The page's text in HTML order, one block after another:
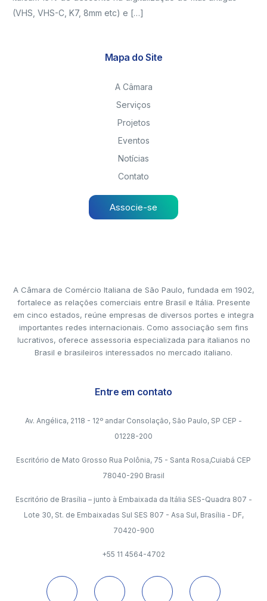
(VHS, VHS-C, K7, 8mm etc) e […]
Mapa do Site
A Câmara
Serviços
Projetos
Eventos
Notícias
Contato
Associe-se
A Câmara de Comércio Italiana de São Paulo, fundada em 1902,
fortalece as relações comerciais entre Brasil e Itália. Presente
em cinco estados, reúne empresas de diversos portes e integra
importantes redes internacionais. Como associação sem fins
lucrativos, oferece assessoria especializada para italianos no
Brasil e brasileiros interessados no mercado italiano.
Entre em contato
Av. Angélica, 2118 - 12º andar Consolação, São Paulo, SP CEP -
01228-200
Escritório de Mato Grosso Rua Polônia, 75 - Santa Rosa,Cuiabá CEP
78040-290 Brasil
Escritório de Brasília – junto à Embaixada da Itália SES-Quadra 807 -
Lote 30, St. de Embaixadas Sul SES 807 - Asa Sul, Brasília - DF,
70420-900
+55 11 4564-4702